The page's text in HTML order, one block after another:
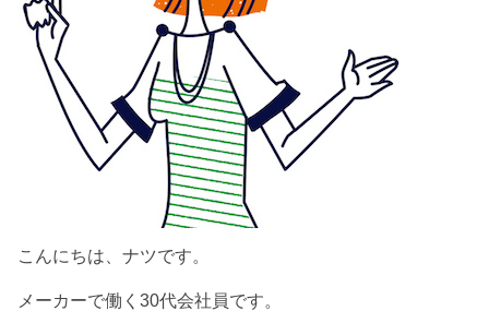
こんにちは、ナツです。
メーカーで働く30代会社員です。